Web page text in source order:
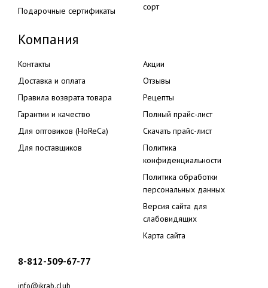
Подарочные сертификаты
сорт
Компания
Контакты
Доставка и оплата
Правила возврата товара
Гарантии и качество
Для оптовиков (HoReCa)
Для поставщиков
Акции
Отзывы
Рецепты
Полный прайс-лист
Скачать прайс-лист
Политика
конфиденциальности
Политика обработки
персональных данных
Версия сайта для
слабовидящих
Карта сайта
8-812-509-67-77
info@ikrab.club